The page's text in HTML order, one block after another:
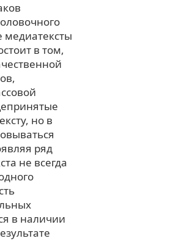
медиатексты
в том,
но в
ряд
не всегда
в наличии